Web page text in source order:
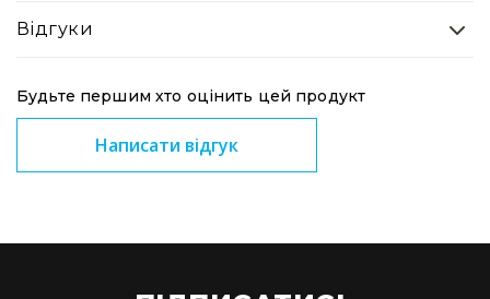
LED
мултичіпові
Прилади
з
Відгуки
Будьте першим хто оцінить цей продукт
Написати відгук